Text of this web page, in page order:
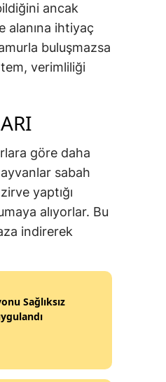
ancak
alanına ihtiyaç
buluşmazsa
verimliliği
göre daha
sabah
yaptığı
alıyorlar. Bu
indirerek
Sağlıksız